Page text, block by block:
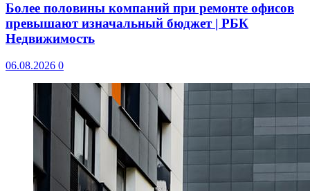
Более половины компаний при ремонте офисов
превышают изначальный бюджет | РБК
Недвижимость
06.08.2026 0